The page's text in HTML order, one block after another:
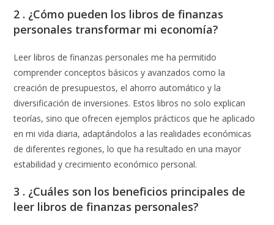
2 . ¿Cómo pueden los libros de finanzas
personales transformar mi economía?
Leer libros de finanzas personales me ha permitido
comprender conceptos básicos y avanzados como la
creación de presupuestos, el ahorro automático y la
diversificación de inversiones. Estos libros no solo explican
teorías, sino que ofrecen ejemplos prácticos que he aplicado
en mi vida diaria, adaptándolos a las realidades económicas
de diferentes regiones, lo que ha resultado en una mayor
estabilidad y crecimiento económico personal.
3 . ¿Cuáles son los beneficios principales de
leer libros de finanzas personales?